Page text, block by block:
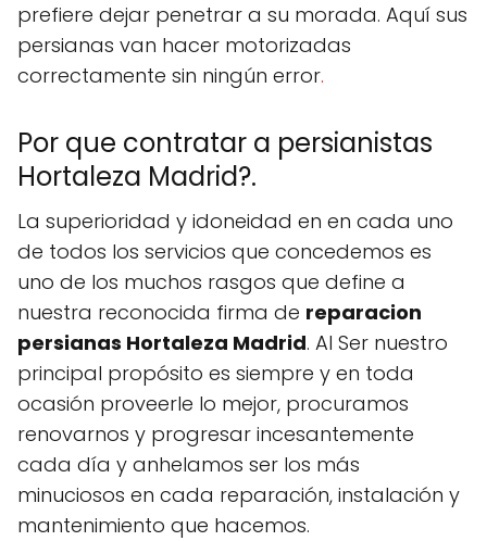
prefiere dejar penetrar a su morada. Aquí sus
persianas van hacer motorizadas
correctamente sin ningún error.
Por que contratar a persianistas
Hortaleza Madrid?.
La superioridad y idoneidad en en cada uno
de todos los servicios que concedemos es
uno de los muchos rasgos que define a
nuestra reconocida firma de reparacion
persianas Hortaleza Madrid. Al Ser nuestro
principal propósito es siempre y en toda
ocasión proveerle lo mejor, procuramos
renovarnos y progresar incesantemente
cada día y anhelamos ser los más
minuciosos en cada reparación, instalación y
mantenimiento que hacemos.